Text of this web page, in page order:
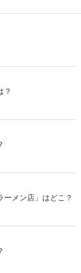
？
ーメン店」はどこ？